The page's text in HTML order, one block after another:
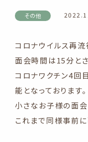
その他
コロナウイルス再
面会時間は15分と
コロナワクチン4回
能となっております。
小さなお子様の面会
これまで同様事前